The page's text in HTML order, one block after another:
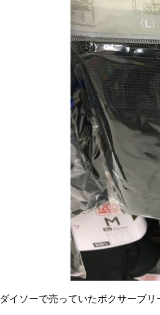
ダイソーで売っていたボクサーブリ